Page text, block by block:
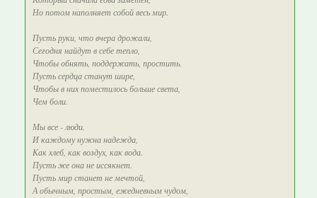
Но потом наполняет собой весь мир.
Пусть руки, что вчера дрожали,
Сегодня найдут в себе тепло,
Чтобы обнять, поддержать, простить.
Пусть сердца станут шире,
Чтобы в них поместилось больше света,
Чем боли.
Мы все - люди.
И каждому нужна надежда,
Как хлеб, как воздух, как вода.
Пусть же она не иссякнет.
Пусть мир станет не мечтой,
А обычным, простым, ежедневным чудом,